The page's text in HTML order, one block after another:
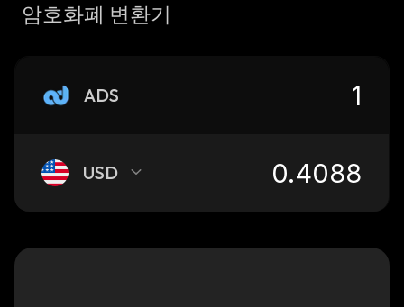
암호화폐 변환기
ADS
USD